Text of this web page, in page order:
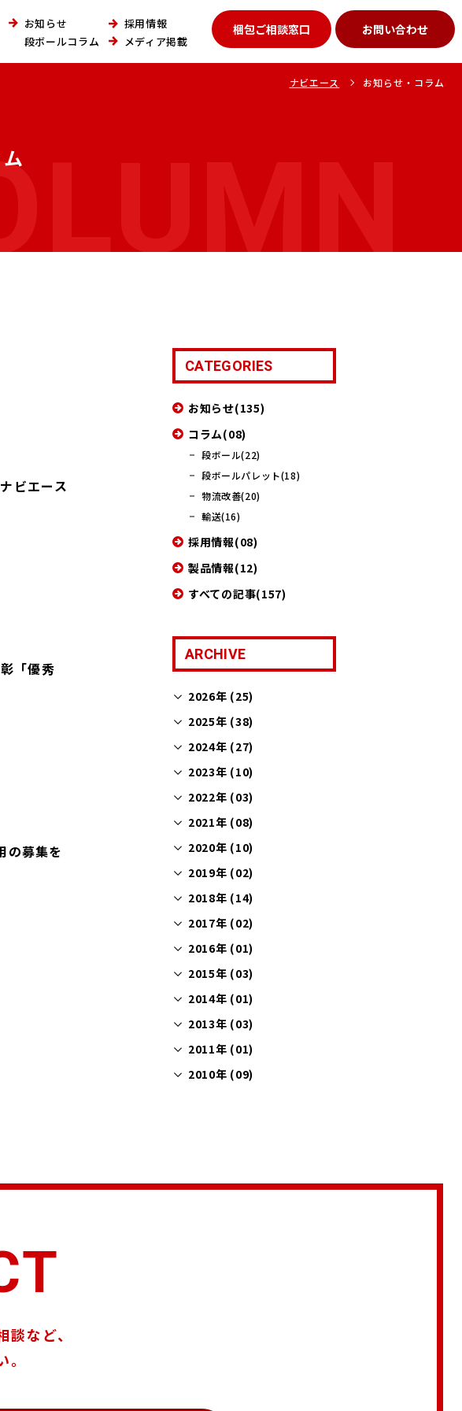
お知らせ
段ボールコラム
採用情報
メディア掲載
梱包ご相談窓口 お問い合わせ
ナビエース お知らせ・コラム
ビエース
「優秀
の募集を
CATEGORIES
お知らせ(135)
コラム(08)
段ボール(22)
段ボールパレット(18)
物流改善(20)
輸送(16)
採用情報(08)
製品情報(12)
すべての記事(157)
ARCHIVE
2026年 (25)
2025年 (38)
2024年 (27)
2023年 (10)
2022年 (03)
2021年 (08)
2020年 (10)
2019年 (02)
2018年 (14)
2017年 (02)
2016年 (01)
2015年 (03)
2014年 (01)
2013年 (03)
2011年 (01)
2010年 (09)
など、